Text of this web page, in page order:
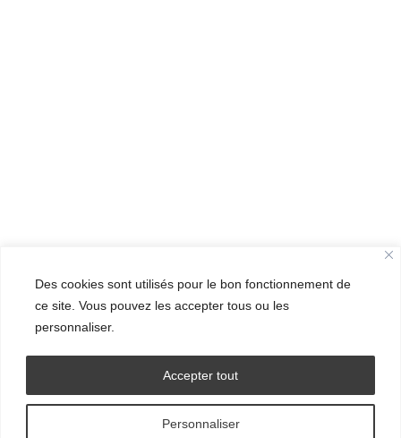
Des cookies sont utilisés pour le bon fonctionnement de
ce site. Vous pouvez les accepter tous ou les
personnaliser.
Personnaliser
Accepter tout